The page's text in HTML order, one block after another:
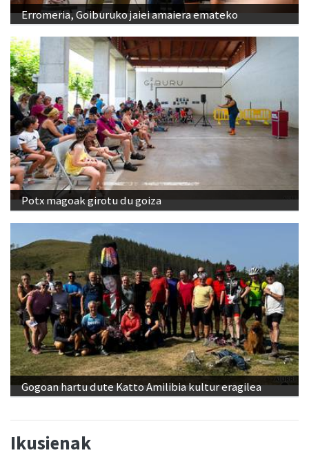
Erromeria, Goiburuko jaiei amaiera emateko
Potx magoak girotu du goiza
Gogoan hartu dute Katto Amilibia kultur eragilea
Ikusienak